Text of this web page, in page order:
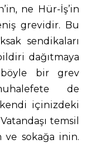
ne Hür-İş’in
grevidir. Bu
sendikaları
dağıtmaya
böyle bir grev
de
içinizdeki
temsil
sokağa inin.